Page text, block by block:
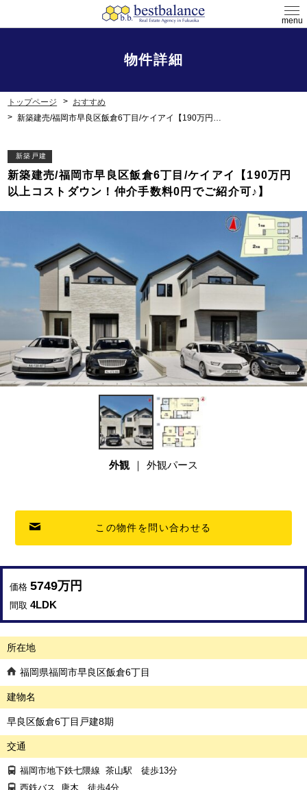
menu
物件詳細
トップページ
おすすめ
新築建売/福岡市早良区飯倉6丁目/ケイアイ【190万円以上コストダウン！仲介手数料0円でご紹介可♪】
新築戸建
新築建売/福岡市早良区飯倉6丁目/ケイアイ【190万円
以上コストダウン！仲介手数料0円でご紹介可♪】
外観 外観パース
この物件を問い合わせる
価格 5749万円
間取 4LDK
所在地
福岡県福岡市早良区飯倉6丁目
建物名
早良区飯倉6丁目戸建8期
交通
福岡市地下鉄七隈線 茶山駅
徒歩13分
西鉄バス
唐木 徒歩4分